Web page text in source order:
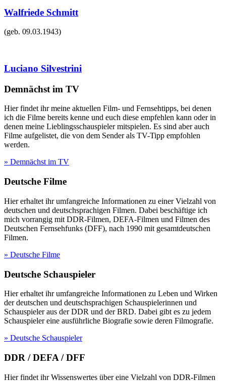
Walfriede Schmitt
(geb. 09.03.1943)
Luciano Silvestrini
Demnächst im TV
Hier findet ihr meine aktuellen Film- und Fernsehtipps, bei denen
ich die Filme bereits kenne und euch diese empfehlen kann oder in
denen meine Lieblingsschauspieler mitspielen. Es sind aber auch
Filme aufgelistet, die von dem Sender als TV-Tipp empfohlen
werden.
» Demnächst im TV
Deutsche Filme
Hier erhaltet ihr umfangreiche Informationen zu einer Vielzahl von
deutschen und deutschsprachigen Filmen. Dabei beschäftige ich
mich vorrangig mit DDR-Filmen, DEFA-Filmen und Filmen des
Deutschen Fernsehfunks (DFF), nach 1990 mit gesamtdeutschen
Filmen.
» Deutsche Filme
Deutsche Schauspieler
Hier erhaltet ihr umfangreiche Informationen zu Leben und Wirken
der deutschen und deutschsprachigen Schauspielerinnen und
Schauspieler aus der DDR und der BRD. Dabei gibt es zu jedem
Schauspieler eine ausführliche Biografie sowie deren Filmografie.
» Deutsche Schauspieler
DDR / DEFA / DFF
Hier findet ihr Wissenswertes über eine Vielzahl von DDR-Filmen